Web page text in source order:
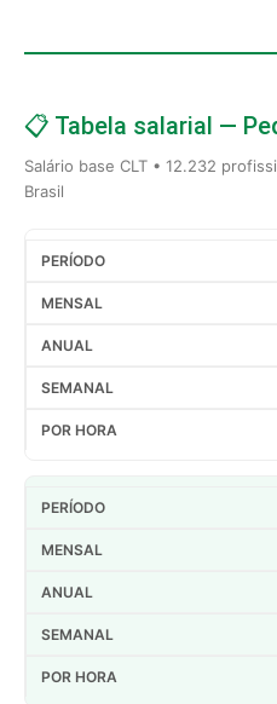
📋 Tabela salarial —
Salário base CLT • 12.232
Brasil